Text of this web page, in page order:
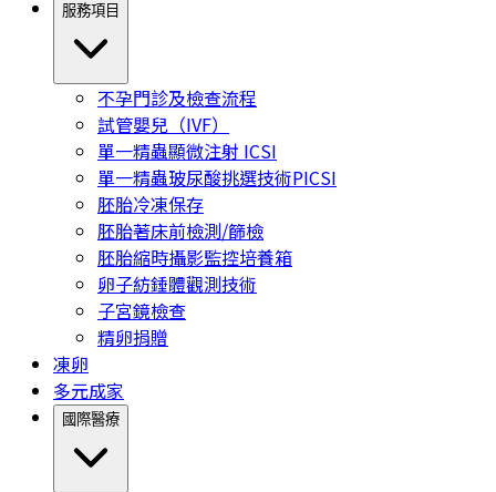
服務項目
不孕門診及檢查流程
試管嬰兒（IVF）
單一精蟲顯微注射 ICSI
單一精蟲玻尿酸挑選技術PICSI
胚胎冷凍保存
胚胎著床前檢測/篩檢
胚胎縮時攝影監控培養箱
卵子紡錘體觀測技術
子宮鏡檢查
精卵捐贈
凍卵
多元成家
國際醫療